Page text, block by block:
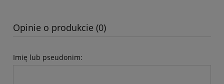
Opinie o produkcie (0)
Imię lub pseudonim: